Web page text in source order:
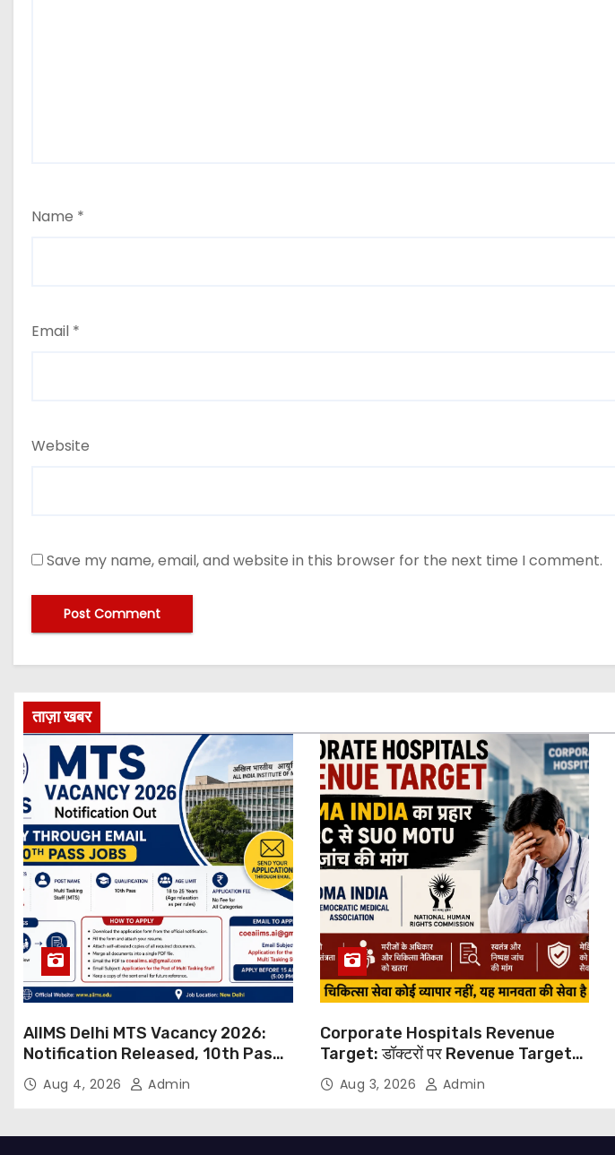
Name *
Email *
Website
Save my name, email, and website in this browser for the next time I comment.
ताज़ा खबर
AIIMS Delhi MTS Vacancy 2026:
Notification Released, 10th Pass
Candidates Can Apply Through
Email
Aug 4, 2026 Admin
Corporate Hospitals Revenue
Target: डॉक्टरों पर Revenue Targets
थोपने के खिलाफ DMA India का बड़ा कदम,
NHRC से Suo Motu जांच की मांग
Aug 3, 2026 Admin